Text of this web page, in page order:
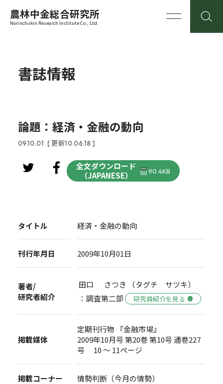
農林中金総合研究所
Norinchukin Research Institute Co., Ltd.
書誌情報
論題：経済・金融の動向
09.10.01 [ 更新10.06.18 ]
全文ダウンロード
（JAPANESE）
90.4KB
タイトル 経済・金融の動向
刊行年月日 2009年10月01日
著者/
研究者紹介
田口 さつき （タグチ サツキ）
：調査第二部
研究員紹介を見る
掲載媒体
定期刊行物 『金融市場』
2009年10月号 第20巻 第10号 通巻227
号 10 ～ 11ページ
掲載コーナー 情勢判断（今月の情勢）